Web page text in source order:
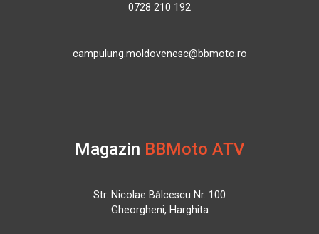
0728 210 192
campulung.moldovenesc@bbmoto.ro
Magazin BBMoto ATV
Str. Nicolae Bălcescu Nr. 100
Gheorgheni, Harghita